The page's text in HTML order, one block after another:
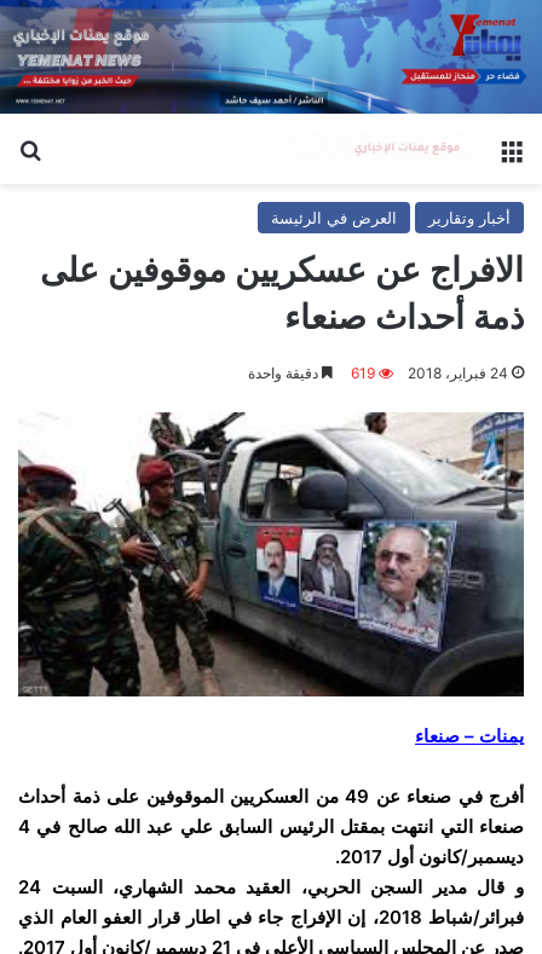
القائمة
أخبار وتقارير العرض في الرئيسة
الافراج عن عسكريين موقوفين على
ذمة أحداث صنعاء
24 فبراير، 2018 619 دقيقة واحدة
يمنات – صنعاء
أفرج في صنعاء عن 49 من العسكريين الموقوفين على ذمة أحداث
صنعاء التي انتهت بمقتل الرئيس السابق علي عبد الله صالح في 4
ديسمبر/كانون أول 2017.
و قال
مدير السجن الحربي، العقيد محمد الشهاري، السبت 24
فبرائر/شباط 2018، إن الإفراج جاء في اطار قرار العفو العام الذي
صدر عن المجلس السياسي الأعلى في 21 ديسمبر/كانون أول 2017.